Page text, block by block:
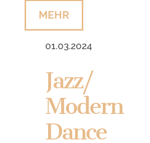
MEHR
01.03.2024
Jazz/
Modern
Dance